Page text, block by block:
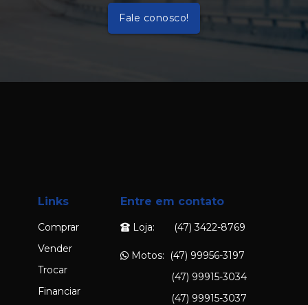
Fale conosco!
Links
Comprar
Vender
Trocar
Financiar
Entre em contato
Loja: (47) 3422-8769
Motos: (47) 99956-3197
(47) 99915-3034
(47) 99915-3037